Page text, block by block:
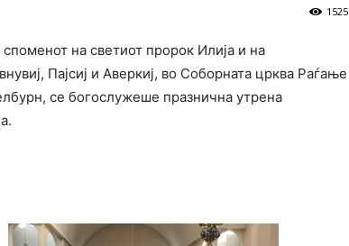
1525
на светиот пророк Илија и на
Пајсиј и Аверкиј, во Соборната црква Раѓање
се богослужеше празнична утрена